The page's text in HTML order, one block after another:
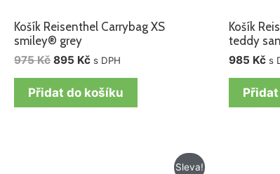
Košík Reisenthel Carrybag XS
smiley® grey
975Kč 895 Kč s DPH
Přidat do košíku
Košík
teddy
985 Kč s
Sleva!